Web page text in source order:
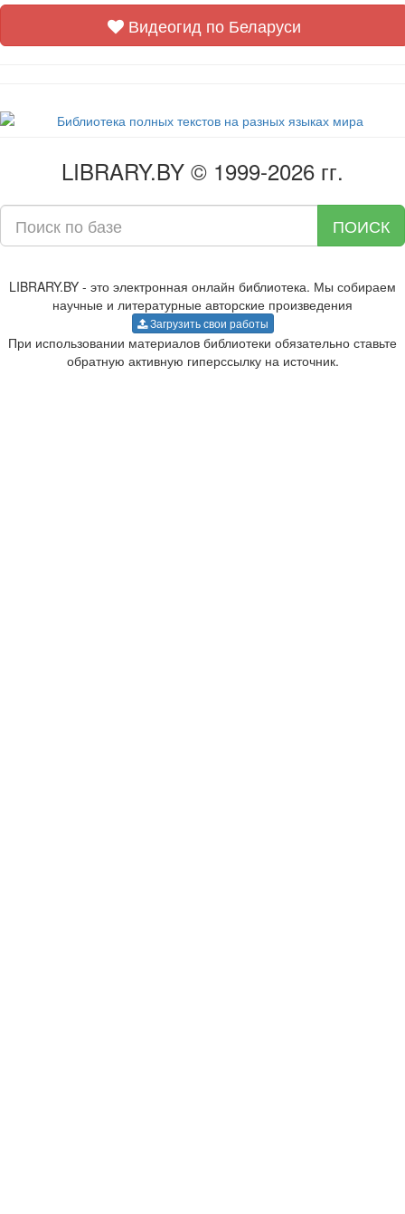
Видеогид по Беларуси
LIBRARY.BY © 1999-2026 гг.
ПОИСК
LIBRARY.BY - это электронная онлайн библиотека. Мы собираем
научные и литературные авторские произведения
Загрузить свои работы
При использовании материалов библиотеки обязательно ставьте
обратную активную гиперссылку на источник.